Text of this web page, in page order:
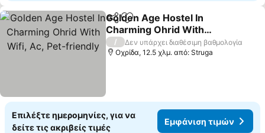
Κοινοποίηση
Προσθήκη στα αγαπημένα
Golden Age Hostel In
Charming Ohrid With
Wifi, Ac, Pet-friendly
Εμφάνιση τιμών
/
Δεν υπάρχει διαθέσιμη βαθμολογία
Οχρίδα, 12.5 χλμ. από: Struga
Επιλέξτε ημερομηνίες, για να
δείτε τις ακριβείς τιμές
Εμφάνιση τιμών